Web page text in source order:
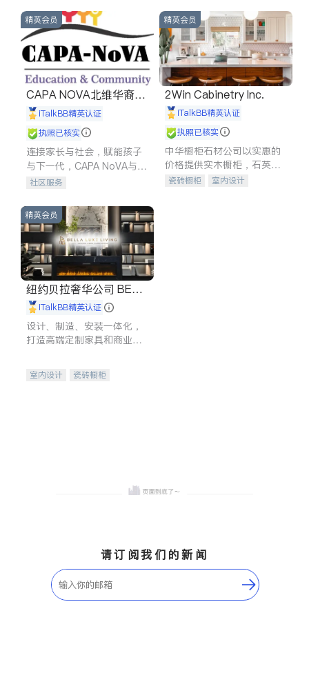
石。
精英会员
CAPA NOVA北维华裔家
长会iTalkBB精英认证
执照已核实
连接家长与社会，赋能孩子
与下一代，CAPA NoVA与您
携手建设包容、公平、充满
社区服务
精英会员
2Win Cabinetry Inc.
iTalkBB精英认证
执照已核实
中华橱柜石材公司以实惠的
价格提供实木橱柜，石英石
台面，多种优质不锈钢水
瓷砖橱柜
室内设计
精英会员
纽约贝拉奢华公司 BELL
A LUXE
iTalkBB精英认证
设计、制造、安装一体化，
打造高端定制家具和商业空
室内设计
瓷砖橱柜
请订阅我们的新闻